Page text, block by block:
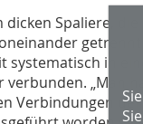
Spaliere, die
systematisch in
„Man
Verbindungen